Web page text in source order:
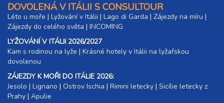
DOVOLENÁ V ITÁLII S CONSULTOUR
Léto u moře | Lyžování v Itálii | Lago di Garda | Zájezdy na míru |
Zájezdy do celého světa | INCOMING
LYŽOVÁNÍ V ITÁLII 2026/2027
Kam s rodinou na lyže |​ Krásné hotely v Itálii na lyžařskou
dovolenou
ZÁJEZDY K MOŘI DO ITÁLIE 2026:
Jesolo | Lignano | Ostrov Ischia | Rimini letecky | Sicílie letecky z
Prahy | Apulie